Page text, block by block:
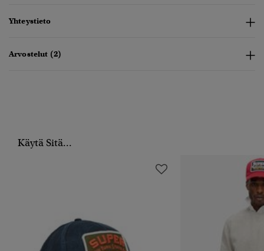
Yhteystieto
Arvostelut (2)
Käytä Sitä...